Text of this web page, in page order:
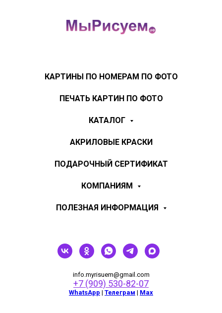
КАРТИНЫ ПО НОМЕРАМ ПО ФОТО
ПЕЧАТЬ КАРТИН ПО ФОТО
КАТАЛОГ
АКРИЛОВЫЕ КРАСКИ
ПОДАРОЧНЫЙ СЕРТИФИКАТ
КОМПАНИЯМ
ПОЛЕЗНАЯ ИНФОРМАЦИЯ
info.myrisuem@gmail.com
+7 (909) 530-82-07
WhatsApp | Телеграм | Мах